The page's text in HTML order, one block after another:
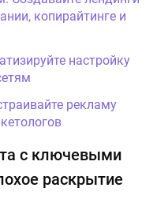
копирайтинге и
настройку
рекламу
с ключевыми
раскрытие